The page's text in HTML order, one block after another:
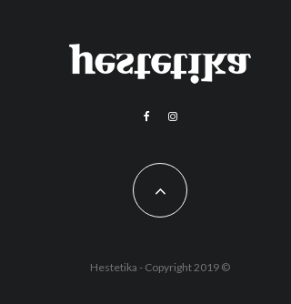
Hestetika - Copyright 2019 ©